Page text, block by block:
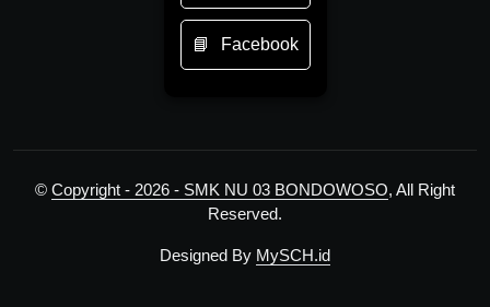
Facebook
© Copyright - 2026 - SMK NU 03 BONDOWOSO, All Right
Reserved.
Designed By MySCH.id